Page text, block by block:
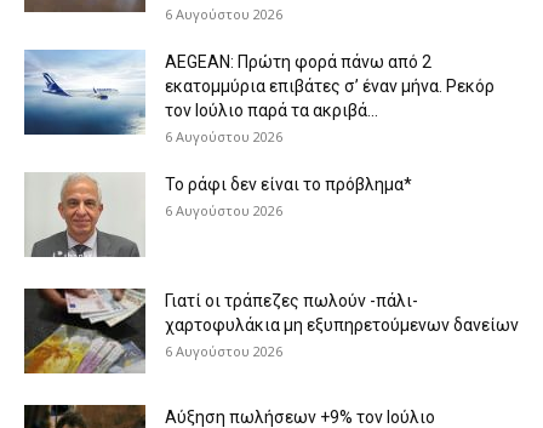
6 Αυγούστου 2026
AEGEAN: Πρώτη φορά πάνω από 2
εκατομμύρια επιβάτες σ’ έναν μήνα. Ρεκόρ
τον Ιούλιο παρά τα ακριβά...
6 Αυγούστου 2026
Το ράφι δεν είναι το πρόβλημα*
6 Αυγούστου 2026
Γιατί οι τράπεζες πωλούν -πάλι-
χαρτοφυλάκια μη εξυπηρετούμενων δανείων
6 Αυγούστου 2026
Aύξηση πωλήσεων +9% τον Ιούλιο